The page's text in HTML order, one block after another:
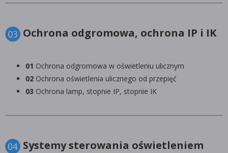
Ochrona odgromowa, ochrona IP i IK
01 Ochrona odgromowa w oświetleniu ulicznym
02 Ochrona oświetlenia ulicznego od przepięć
03 Ochrona lamp, stopnie IP, stopnie IK
Systemy sterowania oświetleniem